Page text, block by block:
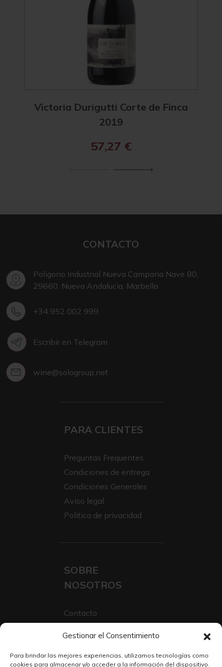
Gestionar el Consentimiento
Para brindar las mejores experiencias, utilizamos tecnologías como
cookies para almacenar y/o acceder a la información del dispositivo.
Victoria Durigutti Corte de Finca
2019
57,27 €
CONTACTO
Poligono Industrial Nueva Campana Nave 80,
29660, Nueva Andalucia, Marbella
+34 952 002 999
Escribir en Telegram
wine@sologroup.net
PARA CLIENTES
Preguntas Frequentes
Condiciones de entrega
Condiciones Generales
Aviso legal
Politica de privacidad
SOBRE
NOSOTROS
Contacto